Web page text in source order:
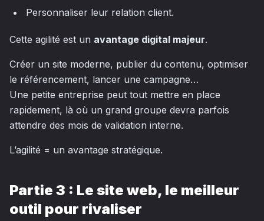
Personnaliser leur relation client.
Cette agilité est un avantage digital majeur.
Créer un site moderne, publier du contenu, optimiser
le référencement, lancer une campagne…
Une petite entreprise peut tout mettre en place
rapidement, là où un grand groupe devra parfois
attendre des mois de validation interne.
L’agilité = un avantage stratégique.
Partie 3 : Le site web, le meilleur
outil pour rivaliser